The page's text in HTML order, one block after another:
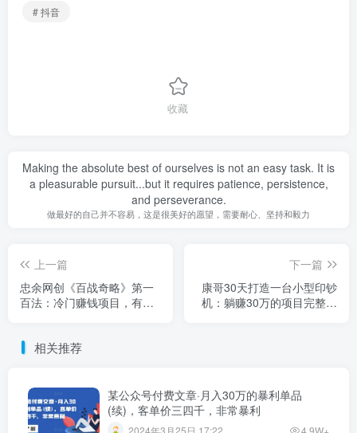
# 抖音
收藏
Making the absolute best of ourselves is not an easy task. It is
a pleasurable pursuit...but it requires patience, persistence,
and perseverance.
做最好的自己并不容易，这是很美好的愿望，需要耐心、坚持和毅力
上一篇
忠余网创《百战奇略》第一
百法：冷门赚钱项目，有想
下一篇
康哥30天打造一台小型印钞
机：躺赚30万的项目完整复
相关推荐
某公众号付费文章·月入30万的暴利单品
(续)，客单价三四千，非常暴利
2024年3月25日 17:22 4.9W+